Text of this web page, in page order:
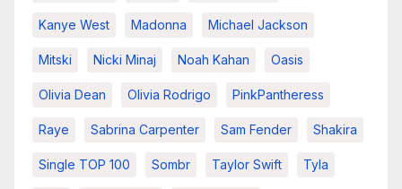
Kanye West Madonna Michael Jackson
Mitski Nicki Minaj Noah Kahan Oasis
Olivia Dean Olivia Rodrigo PinkPantheress
Raye Sabrina Carpenter Sam Fender Shakira
Single TOP 100 Sombr Taylor Swift Tyla